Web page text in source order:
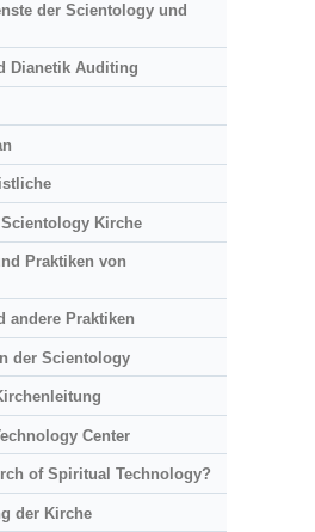
der Scientology und
Dianetik Auditing
Kirche
Praktiken von
andere Praktiken
der Scientology
Center
of Spiritual Technology?
der Kirche